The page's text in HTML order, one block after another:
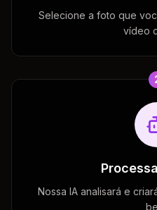
Selecione a foto que
vídeo
Nossa IA analisará e